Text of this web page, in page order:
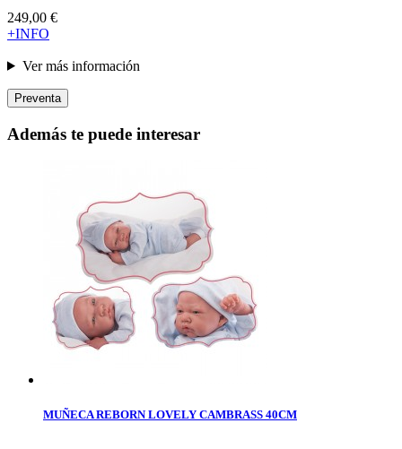
249,00 €
+INFO
Ver más información
Preventa
Además te puede interesar
MUÑECA REBORN LOVELY CAMBRASS 40CM